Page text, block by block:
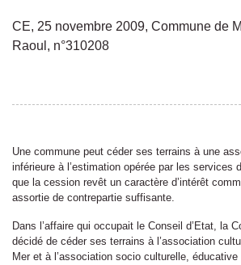
CE, 25 novembre 2009, Commune de
Raoul, n°310208
Une commune peut céder ses terrains à une
inférieure à l’estimation opérée par les services
que la cession revêt un caractère d’intérêt
assortie de contrepartie suffisante.
Dans l’affaire qui occupait le Conseil d’Etat, la
décidé de céder ses terrains à l’association
Mer et à l’association socio culturelle,